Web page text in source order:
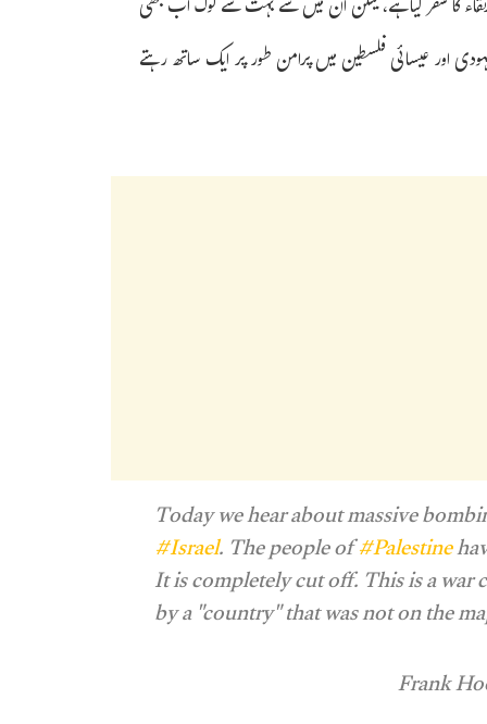
لڑتے ہیں۔ 1947 سے پہلے، مسلمان، یہودی اور عیسائی فلسطین میں پرامن طور پر ایک ساتھ رہتے
Today we hear about massive
#Israel. The people of#Palestine
It is completely cut off. This is a
by a "country" that was not on the